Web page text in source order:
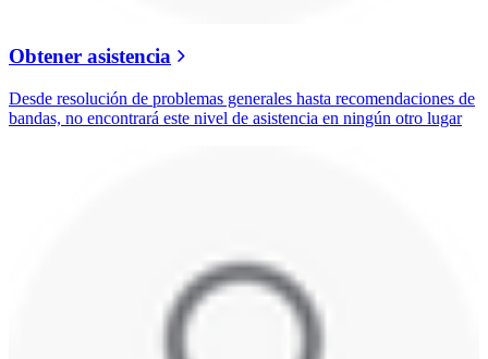
Obtener asistencia
Desde resolución de problemas generales hasta recomendaciones de
bandas, no encontrará este nivel de asistencia en ningún otro lugar